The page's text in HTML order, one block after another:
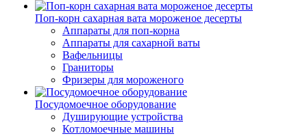
Поп-корн сахарная вата мороженое десерты
Аппараты для поп-корна
Аппараты для сахарной ваты
Вафельницы
Граниторы
Фризеры для мороженого
Посудомоечное оборудование
Душирующие устройства
Котломоечные машины